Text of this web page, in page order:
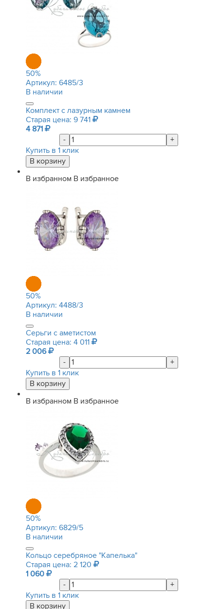
50%
Артикул: 6485/3
В наличии
Комплект с лазурным камнем
Старая цена: 9 741
4 871
-
+
Купить в 1 клик
В избранном В избранное
50%
Артикул: 4488/3
В наличии
Серьги с аметистом
Старая цена: 4 011
2 006
-
+
Купить в 1 клик
В избранном В избранное
50%
Артикул: 6829/5
В наличии
Кольцо серебряное "Капелька"
Старая цена: 2 120
1 060
-
+
Купить в 1 клик